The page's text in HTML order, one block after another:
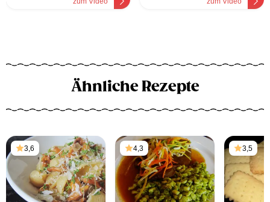
Ähnliche Rezepte
3,6 4,3 3,5